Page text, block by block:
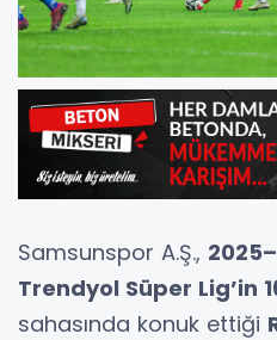
Samsunspor A.Ş.,
Trendyol Süper Lig’in
sahasında konuk ettiği